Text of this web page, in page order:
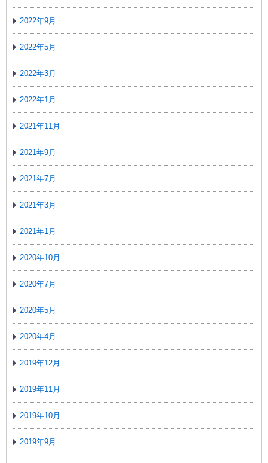
2022年9月
2022年5月
2022年3月
2022年1月
2021年11月
2021年9月
2021年7月
2021年3月
2021年1月
2020年10月
2020年7月
2020年5月
2020年4月
2019年12月
2019年11月
2019年10月
2019年9月